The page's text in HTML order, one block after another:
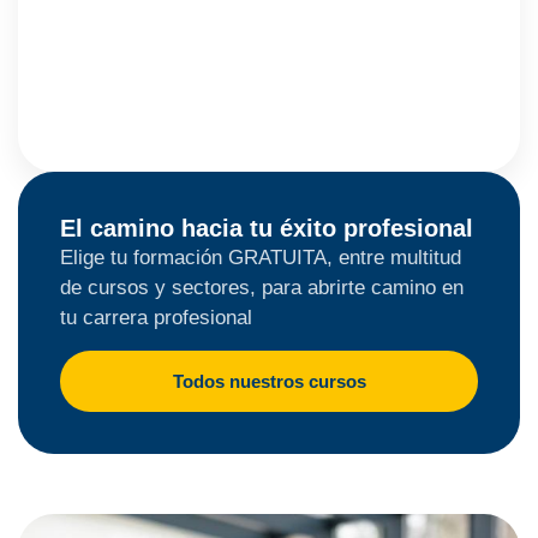
El camino hacia tu éxito profesional
Elige tu formación GRATUITA, entre multitud
de cursos y sectores, para abrirte camino en
tu carrera profesional
Todos nuestros cursos